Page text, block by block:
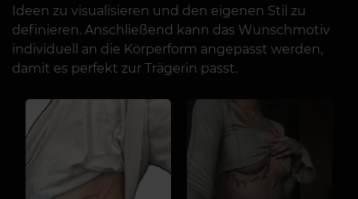
Ideen zu visualisieren und den eigenen Stil zu
definieren. Anschließend kann das Wunschmotiv
individuell an die Körperform angepasst werden,
damit es perfekt zur Trägerin passt.